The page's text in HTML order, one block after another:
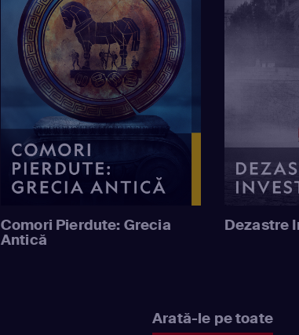
Comori Pierdute: Grecia
Antică
Dezastre
Arată-le pe toate